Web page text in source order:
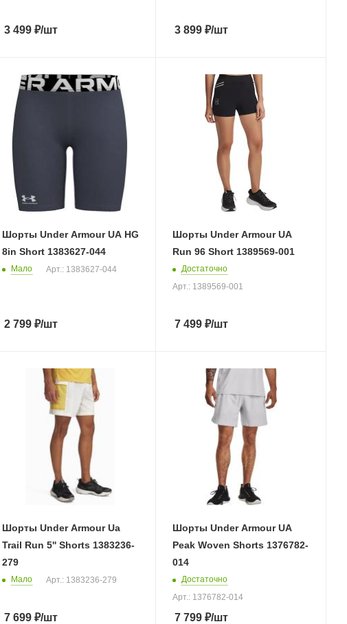
3 499₽/шт 3 899₽/шт
Шорты Under Armour UA HG
8in Short 1383627-044
Мало Арт.: 1383627-044
2 799₽/шт
Шорты Under Armour UA
Run 96 Short 1389569-001
Достаточно
Арт.: 1389569-001
7 499₽/шт
Шорты Under Armour Ua
Trail Run 5'' Shorts 1383236-
279
Мало Арт.: 1383236-279
7 699₽/шт
Шорты Under Armour UA
Peak Woven Shorts 1376782-
014
Достаточно
Арт.: 1376782-014
7 799₽/шт